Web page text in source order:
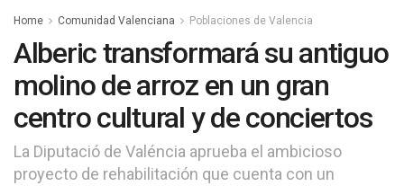
Home Comunidad Valenciana Poblaciones de Valencia
Alberic transformará su antiguo
molino de arroz en un gran
centro cultural y de conciertos
La Diputació de Valéncia aprueba el ambicioso
proyecto de rehabilitación que cuenta con un